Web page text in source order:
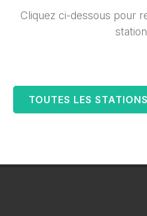
Cliquez ci-dessous pour
TOUTES LES